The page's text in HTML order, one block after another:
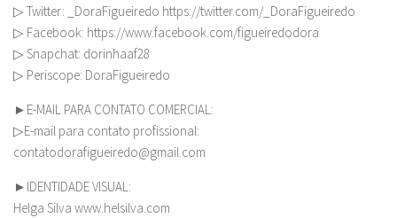
▷ Twitter: _DoraFigueiredo https://twitter.com/_DoraFigueiredo
▷ Facebook: https://www.facebook.com/figueiredodora
▷ Snapchat: dorinhaaf28
▷ Periscope: DoraFigueiredo
►E-MAIL PARA CONTATO COMERCIAL:
▷E-mail para contato profissional:
contatodorafigueiredo@gmail.com
►IDENTIDADE VISUAL:
Helga Silva www.helsilva.com